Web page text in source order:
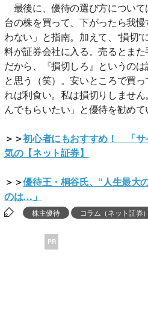
最後に、優待の選び方につい
台の株を買って、下がったら我
わない」と指南。加えて、“損切
料が証券会社に入る。売るとまた
だから、『損切しろ』というの
と思う（笑）。安いところで買
れば利食い。私は損切りしませ
んでもらいたい」と優待を勧めて
＞＞初心者にもおすすめ！ 「サ
気の【ネット証券】
＞＞優待王・桐谷氏、“人生最大
のは…」
株主優待 コラム（ネット証券）
PR